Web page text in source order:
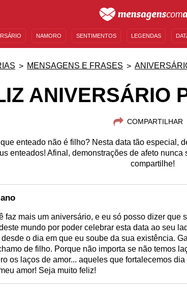
NAMORO SENTIMENTOS LEGENDAS
MENSAGENS E FRASES
ANIVERSÁRIO
COMPARTILHAR
enteado não é filho? Nesta data tão especial,
enteados! Afinal, demonstrações de afeto
compartilhe!
faz mais um aniversário, e eu só posso dizer que
mundo por poder celebrar esta data ao seu
o dia em que eu soube da sua existência.
de filho. Porque não importa se não temos
os laços de amor... aqueles que fortalecemos dia
amor! Seja muito feliz!